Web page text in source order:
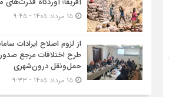
۱۵ مرداد ۱۴۰۵ - ۹:۴۵
از لزوم اصلاح ایرادات
طرح اختلافات مرجع
حمل‌ونقل درون‌شهری
۱۵ مرداد ۱۴۰۵ - ۹:۳۳